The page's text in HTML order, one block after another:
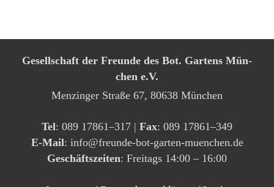
Gesell­schaft der Freun­de des Bot. Gar­tens Mün­
chen e.V.
Men­zin­ger Stra­ße 67, 80638 Mün­chen
Tel: 089 17861–317 | Fax: 089 17861–349
E‑Mail: info@​freunde-​bot-​garten-​muenchen.​de
Geschäfts­zei­ten: Frei­tags 14:00 – 16:00